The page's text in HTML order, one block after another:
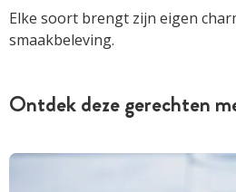
Elke soort brengt zijn eigen
smaakbeleving.
Ontdek deze gerechten